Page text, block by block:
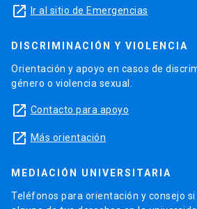
launch Ir al sitio de Emergencias
DISCRIMINACIÓN Y VIOLENCIA
Orientación y apoyo en casos de
género o violencia sexual.
launch Contacto para apoyo
launch Más orientación
MEDIACIÓN UNIVERSITARIA
Teléfonos para orientación y consejo